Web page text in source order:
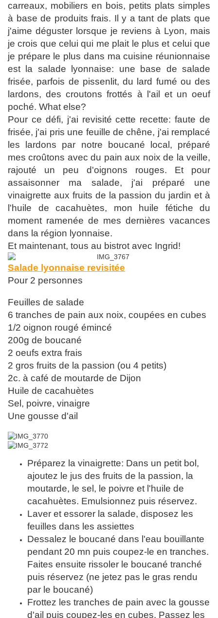
carreaux, mobiliers en bois, petits plats simples
à base de produits frais. Il y a tant de plats que
j'aime déguster lorsque je reviens à Lyon, mais
je crois que celui qui me plait le plus et celui que
je prépare le plus dans ma cuisine réunionnaise
est la salade lyonnaise: une base de salade
frisée, parfois de pissenlit, du lard fumé ou des
lardons, des croutons frottés à l'ail et un oeuf
poché. What else?
Pour ce défi, j'ai revisité cette recette: faute de
frisée, j'ai pris une feuille de chêne, j'ai remplacé
les lardons par notre boucané local, préparé
mes croûtons avec du pain aux noix de la veille,
rajouté un peu d'oignons rouges. Et pour
assaisonner ma salade, j'ai préparé une
vinaigrette aux fruits de la passion du jardin et à
l'huile de cacahuètes, mon huile fétiche du
moment ramenée de mes dernières vacances
dans la région lyonnaise.
Et maintenant, tous au bistrot avec Ingrid!
Salade lyonnaise revisitée
Pour 2 personnes
Feuilles de salade
6 tranches de pain aux noix, coupées en cubes
1/2 oignon rougé émincé
200g de boucané
2 oeufs extra frais
2 gros fruits de la passion (ou 4 petits)
2c. à café de moutarde de Dijon
Huile de cacahuètes
Sel, poivre, vinaigre
Une gousse d'ail
Préparez la vinaigrette: Dans un petit bol,
ajoutez le jus des fruits de la passion, la
moutarde, le sel, le poivre et l'huile de
cacahuètes. Emulsionnez puis réservez.
Laver et essorer la salade, disposez les
feuilles dans les assiettes
Dessalez le boucané dans l'eau bouillante
pendant 20 mn puis coupez-le en tranches.
Faites ensuite rissoler le boucané tranché
puis réservez (ne jetez pas le gras rendu
par le boucané)
Frottez les tranches de pain avec la gousse
d'ail puis coupez-les en cubes. Passez les